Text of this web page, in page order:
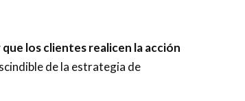
los clientes realicen la acción
de la estrategia de